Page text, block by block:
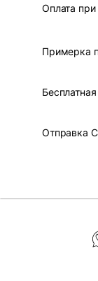
Оплата при
Примерка
Отправка